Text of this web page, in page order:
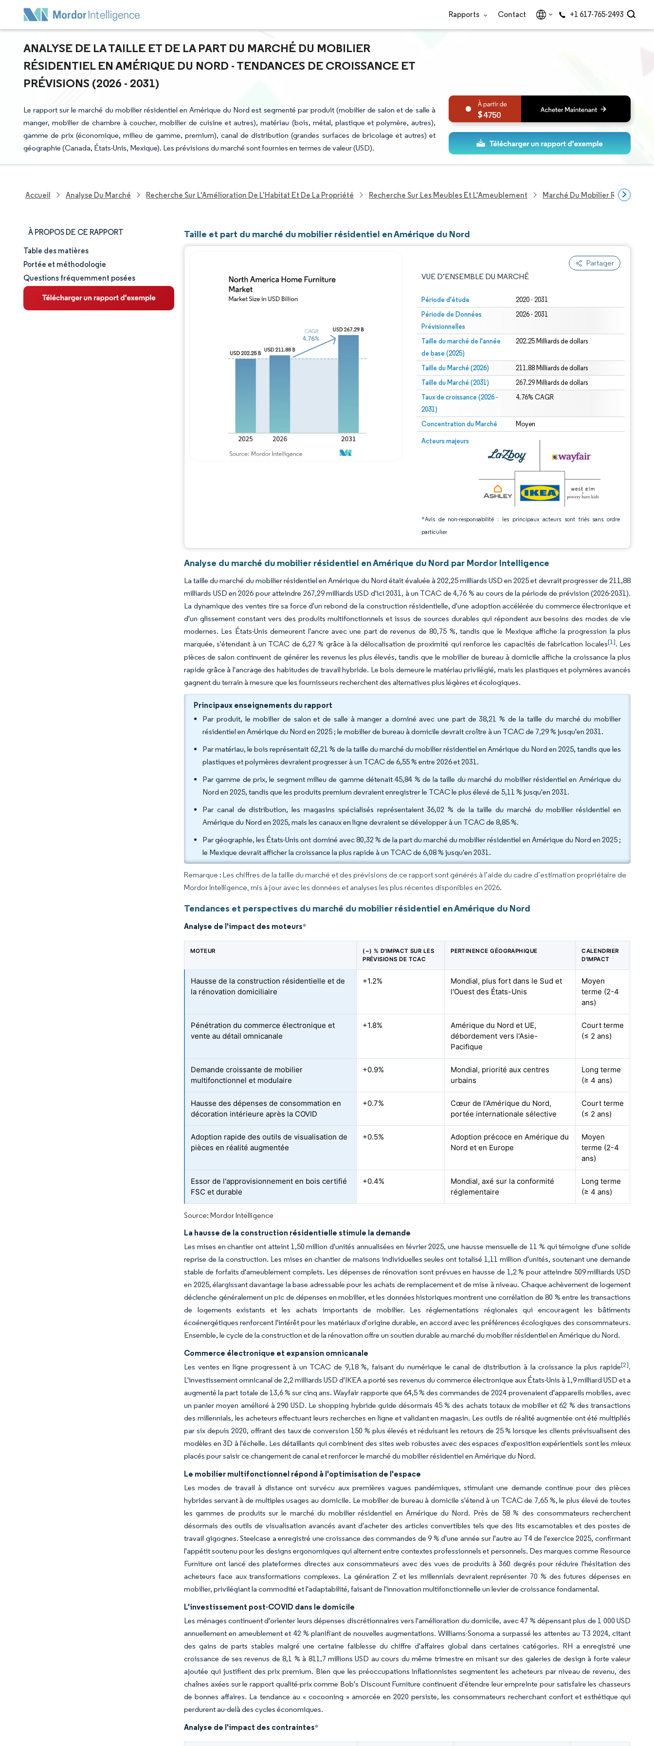
Rapports Contact +1 617-765-2493
ANALYSE DE LA TAILLE ET DE LA PART DU MARCHÉ DU MOBILIER
RÉSIDENTIEL EN AMÉRIQUE DU NORD - TENDANCES DE CROISSANCE ET
PRÉVISIONS (2026 - 2031)
Le rapport sur le marché du mobilier résidentiel en Amérique du Nord est segmenté par produit (mobilier de salon et de salle à
manger, mobilier de chambre à coucher, mobilier de cuisine et autres), matériau (bois, métal, plastique et polymère, autres),
gamme de prix (économique, milieu de gamme, premium), canal de distribution (grandes surfaces de bricolage et autres) et
géographie (Canada, États-Unis, Mexique). Les prévisions du marché sont fournies en termes de valeur (USD).
4750
Accueil Analyse Du Marché Recherche Sur L'Amélioration De L'Habitat Et De La Propriété Recherche Sur Les Meubles Et L'Ameublement Marché Du Mobilier Résidentiel
À PROPOS DE CE RAPPORT
Taille et part de marché
Analyse du marché
Tendances et perspectives
Table des matières
Portée et méthodologie
Questions fréquemment posées
Taille et part du marché du mobilier résidentiel en Amérique du Nord
Partager
VUE D’ENSEMBLE DU MARCHÉ
Période d'étude 2020 - 2031
Période de Données
Prévisionnelles
2026 - 2031
Taille du marché de l'année
de base (2025)
202.25 Milliards de dollars
Taille du Marché (2026) 211.88 Milliards de dollars
Taille du Marché (2031) 267.29 Milliards de dollars
Taux de croissance (2026 -
2031)
4.76% CAGR
Concentration du Marché Moyen
Acteurs majeurs
*Avis de non-responsabilité : les principaux acteurs sont triés sans ordre
particulier
Image © Mordor Intelligence. La réutilisation nécessite une attribution sous CC BY 4.0.
Image © Mordor Intelligence. La réutilisation nécessite une attribution sous CC BY 4.0.
Analyse du marché du mobilier résidentiel en Amérique du Nord par Mordor Intelligence
La taille du marché du mobilier résidentiel en Amérique du Nord était évaluée à 202,25 milliards USD en 2025 et devrait progresser de 211,88
milliards USD en 2026 pour atteindre 267,29 milliards USD d'ici 2031, à un TCAC de 4,76 % au cours de la période de prévision (2026-2031).
La dynamique des ventes tire sa force d'un rebond de la construction résidentielle, d'une adoption accélérée du commerce électronique et
d'un glissement constant vers des produits multifonctionnels et issus de sources durables qui répondent aux besoins des modes de vie
modernes. Les États-Unis demeurent l'ancre avec une part de revenus de 80,75 %, tandis que le Mexique affiche la progression la plus
marquée, s'étendant à un TCAC de 6,27 % grâce à la délocalisation de proximité qui renforce les capacités de fabrication locales[1]. Les
pièces de salon continuent de générer les revenus les plus élevés, tandis que le mobilier de bureau à domicile affiche la croissance la plus
rapide grâce à l'ancrage des habitudes de travail hybride. Le bois demeure le matériau privilégié, mais les plastiques et polymères avancés
gagnent du terrain à mesure que les fournisseurs recherchent des alternatives plus légères et écologiques.
Principaux enseignements du rapport
Par produit, le mobilier de salon et de salle à manger a dominé avec une part de 38,21 % de la taille du marché du mobilier
résidentiel en Amérique du Nord en 2025 ; le mobilier de bureau à domicile devrait croître à un TCAC de 7,29 % jusqu'en 2031.
Par matériau, le bois représentait 62,21 % de la taille du marché du mobilier résidentiel en Amérique du Nord en 2025, tandis que les
plastiques et polymères devraient progresser à un TCAC de 6,55 % entre 2026 et 2031.
Par gamme de prix, le segment milieu de gamme détenait 45,84 % de la taille du marché du mobilier résidentiel en Amérique du
Nord en 2025, tandis que les produits premium devraient enregistrer le TCAC le plus élevé de 5,11 % jusqu'en 2031.
Par canal de distribution, les magasins spécialisés représentaient 36,02 % de la taille du marché du mobilier résidentiel en
Amérique du Nord en 2025, mais les canaux en ligne devraient se développer à un TCAC de 8,85 %.
Par géographie, les États-Unis ont dominé avec 80,32 % de la part du marché du mobilier résidentiel en Amérique du Nord en 2025 ;
le Mexique devrait afficher la croissance la plus rapide à un TCAC de 6,08 % jusqu'en 2031.
Remarque : Les chiffres de la taille du marché et des prévisions de ce rapport sont générés à l’aide du cadre d’estimation propriétaire de
Mordor Intelligence, mis à jour avec les données et analyses les plus récentes disponibles en 2026.
Tendances et perspectives du marché du mobilier résidentiel en Amérique du Nord
Analyse de l'impact des moteurs*
MOTEUR
(~) % D'IMPACT SUR LES
PRÉVISIONS DE TCAC
PERTINENCE GÉOGRAPHIQUE
CALENDRIER
D'IMPACT
Hausse de la construction résidentielle et de
la rénovation domiciliaire
+1.2%
Mondial, plus fort dans le Sud et
l'Ouest des États-Unis
Moyen
terme (2-4
ans)
Pénétration du commerce électronique et
vente au détail omnicanale
+1.8%
Amérique du Nord et UE,
débordement vers l'Asie-
Pacifique
Court terme
(≤ 2 ans)
Demande croissante de mobilier
multifonctionnel et modulaire
+0.9%
Mondial, priorité aux centres
urbains
Long terme
(≥ 4 ans)
Hausse des dépenses de consommation en
décoration intérieure après la COVID
+0.7%
Cœur de l'Amérique du Nord,
portée internationale sélective
Court terme
(≤ 2 ans)
Adoption rapide des outils de visualisation de
pièces en réalité augmentée
+0.5%
Adoption précoce en Amérique du
Nord et en Europe
Moyen
terme (2-4
ans)
Essor de l'approvisionnement en bois certifié
FSC et durable
+0.4%
Mondial, axé sur la conformité
réglementaire
Long terme
(≥ 4 ans)
Source: Mordor Intelligence
La hausse de la construction résidentielle stimule la demande
Les mises en chantier ont atteint 1,50 million d'unités annualisées en février 2025, une hausse mensuelle de 11 % qui témoigne d'une solide
reprise de la construction. Les mises en chantier de maisons individuelles seules ont totalisé 1,11 million d'unités, soutenant une demande
stable de forfaits d'ameublement complets. Les dépenses de rénovation sont prévues en hausse de 1,2 % pour atteindre 509 milliards USD
en 2025, élargissant davantage la base adressable pour les achats de remplacement et de mise à niveau. Chaque achèvement de logement
déclenche généralement un pic de dépenses en mobilier, et les données historiques montrent une corrélation de 80 % entre les transactions
de logements existants et les achats importants de mobilier. Les réglementations régionales qui encouragent les bâtiments
écoénergétiques renforcent l'intérêt pour les matériaux d'origine durable, en accord avec les préférences écologiques des consommateurs.
Ensemble, le cycle de la construction et de la rénovation offre un soutien durable au marché du mobilier résidentiel en Amérique du Nord.
Commerce électronique et expansion omnicanale
Les ventes en ligne progressent à un TCAC de 9,18 %, faisant du numérique le canal de distribution à la croissance la plus rapide[2].
L'investissement omnicanal de 2,2 milliards USD d'IKEA a porté ses revenus du commerce électronique aux États-Unis à 1,9 milliard USD et a
augmenté la part totale de 13,6 % sur cinq ans. Wayfair rapporte que 64,5 % des commandes de 2024 provenaient d'appareils mobiles, avec
un panier moyen amélioré à 290 USD. Le shopping hybride guide désormais 45 % des achats totaux de mobilier et 62 % des transactions
des millennials, les acheteurs effectuant leurs recherches en ligne et validant en magasin. Les outils de réalité augmentée ont été multipliés
par six depuis 2020, offrant des taux de conversion 150 % plus élevés et réduisant les retours de 25 % lorsque les clients prévisualisent des
modèles en 3D à l'échelle. Les détaillants qui combinent des sites web robustes avec des espaces d'exposition expérientiels sont les mieux
placés pour saisir ce changement de canal et renforcer le marché du mobilier résidentiel en Amérique du Nord.
Le mobilier multifonctionnel répond à l'optimisation de l'espace
Les modes de travail à distance ont survécu aux premières vagues pandémiques, stimulant une demande continue pour des pièces
hybrides servant à de multiples usages au domicile. Le mobilier de bureau à domicile s'étend à un TCAC de 7,65 %, le plus élevé de toutes
les gammes de produits sur le marché du mobilier résidentiel en Amérique du Nord. Près de 58 % des consommateurs recherchent
désormais des outils de visualisation avancés avant d'acheter des articles convertibles tels que des lits escamotables et des postes de
travail gigognes. Steelcase a enregistré une croissance des commandes de 9 % d'une année sur l'autre au T4 de l'exercice 2025, confirmant
l'appétit soutenu pour les designs ergonomiques qui alternent entre contextes professionnels et personnels. Des marques comme Resource
Furniture ont lancé des plateformes directes aux consommateurs avec des vues de produits à 360 degrés pour réduire l'hésitation des
acheteurs face aux transformations complexes. La génération Z et les millennials devraient représenter 70 % des futures dépenses en
mobilier, privilégiant la commodité et l'adaptabilité, faisant de l'innovation multifonctionnelle un levier de croissance fondamental.
L'investissement post-COVID dans le domicile
Les ménages continuent d'orienter leurs dépenses discrétionnaires vers l'amélioration du domicile, avec 47 % dépensant plus de 1 000 USD
annuellement en ameublement et 42 % planifiant de nouvelles augmentations. Williams-Sonoma a surpassé les attentes au T3 2024, citant
des gains de parts stables malgré une certaine faiblesse du chiffre d'affaires global dans certaines catégories. RH a enregistré une
croissance de ses revenus de 8,1 % à 811,7 millions USD au cours du même trimestre en misant sur des galeries de design à forte valeur
ajoutée qui justifient des prix premium. Bien que les préoccupations inflationnistes segmentent les acheteurs par niveau de revenu, des
chaînes axées sur le rapport qualité-prix comme Bob's Discount Furniture continuent d'étendre leur empreinte pour satisfaire les chasseurs
de bonnes affaires. La tendance au « cocooning » amorcée en 2020 persiste, les consommateurs recherchant confort et esthétique qui
perdurent au-delà des cycles économiques.
Analyse de l'impact des contraintes*